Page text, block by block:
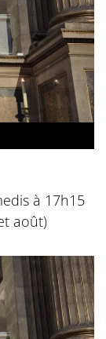
à 17h15
août)